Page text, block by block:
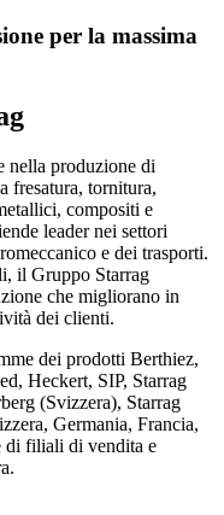
per la massima
nella produzione di
fresatura, tornitura,
compositi e
leader nei settori
e dei trasporti.
il Gruppo Starrag
che migliorano in
dei clienti.
dei prodotti Berthiez,
Heckert, SIP, Starrag
(Svizzera), Starrag
Germania, Francia,
di filiali di vendita e